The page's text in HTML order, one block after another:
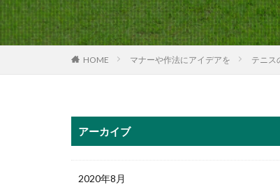
HOME マナーや作法にアイデアを テニス
アーカイブ
2020年8月